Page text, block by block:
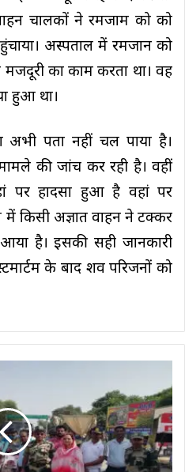
चालकों ने रमजाम को को
अस्पताल में रमजान को
मजदूरी का काम करता था। वह
हुआ था।
पता नहीं चल पाया है।
की जांच कर रही है। वहीं
पर हादसा हुआ है वहां पर
किसी अज्ञात वाहन ने टक्कर
है। इसकी सही जानकारी
के बाद शव परिजनों को